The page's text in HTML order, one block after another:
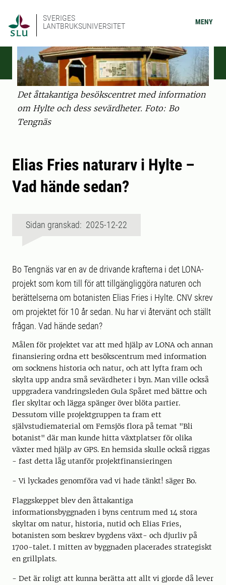
SVERIGES
LANTBRUKSUNIVERSITET
MENY
Det åttakantiga besökscentret med information
om Hylte och dess sevärdheter. Foto: Bo
Tengnäs
Elias Fries naturarv i Hylte –
Vad hände sedan?
Sidan granskad: 2025-12-22
Bo Tengnäs var en av de drivande krafterna i det LONA-
projekt som kom till för att tillgängliggöra naturen och
berättelserna om botanisten Elias Fries i Hylte. CNV skrev
om projektet för 10 år sedan. Nu har vi återvänt och ställt
frågan. Vad hände sedan?
Målen för projektet var att med hjälp av LONA och annan
finansiering ordna ett besökscentrum med information
om socknens historia och natur, och att lyfta fram och
skylta upp andra små sevärdheter i byn. Man ville också
uppgradera vandringsleden Gula Spåret med bättre och
fler skyltar och lägga spänger över blöta partier.
Dessutom ville projektgruppen ta fram ett
självstudiematerial om Femsjös flora på temat "Bli
botanist" där man kunde hitta växtplatser för olika
växter med hjälp av GPS. En hemsida skulle också riggas
- fast detta låg utanför projektfinansieringen
- Vi lyckades genomföra vad vi hade tänkt! säger Bo.
Flaggskeppet blev den åttakantiga
informationsbyggnaden i byns centrum med 14 stora
skyltar om natur, historia, nutid och Elias Fries,
botanisten som beskrev bygdens växt- och djurliv på
1700-talet. I mitten av byggnaden placerades strategiskt
en grillplats.
- Det är roligt att kunna berätta att allt vi gjorde då lever